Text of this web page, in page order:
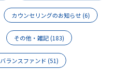
カウンセリングのお知らせ(6)
その他・雑記(183)
バランスファンド (51)